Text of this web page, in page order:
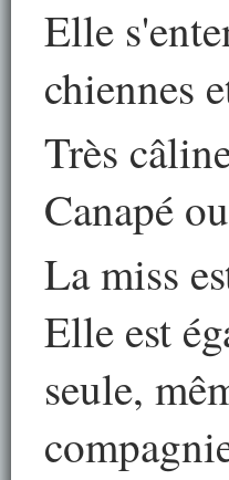
Elle
chiennes
Très
Canapé
La miss
Elle est
seule,